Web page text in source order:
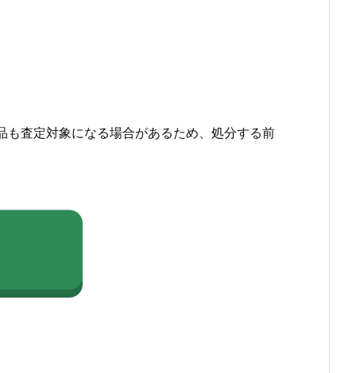
査定対象になる場合があるため、処分する前